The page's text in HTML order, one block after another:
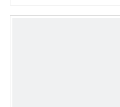
шлифовальной тарелкой 125 мм